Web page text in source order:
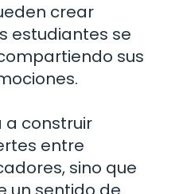
crear
estudiantes se
sus
a construir
entre
sino que